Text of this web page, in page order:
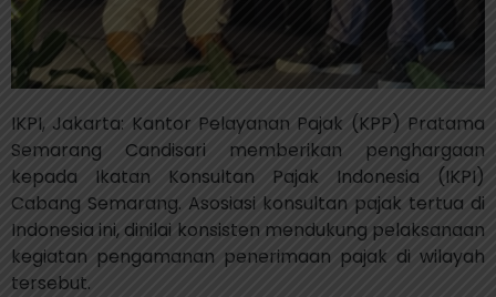
IKPI, Jakarta: Kantor Pelayanan Pajak (KPP) Pratama
Semarang Candisari memberikan penghargaan
kepada Ikatan Konsultan Pajak Indonesia (IKPI)
Cabang Semarang. Asosiasi konsultan pajak tertua di
Indonesia ini, dinilai konsisten mendukung pelaksanaan
kegiatan pengamanan penerimaan pajak di wilayah
tersebut.